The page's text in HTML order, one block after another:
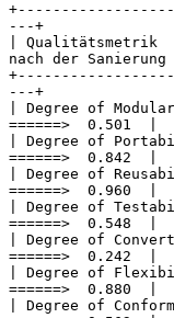
---+
|
nach der Sanierung
---+
| Degree of
======>  0.501  |
| Degree of
======>  0.842  |
| Degree of
======>  0.960  |
| Degree of
======>  0.548  |
| Degree of
======>  0.242  |
| Degree of
======>  0.880  |
| Degree of